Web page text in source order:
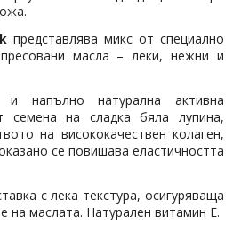
представлява микс от специално
масла – леки, нежни и
и напълно натурална активна
семена на сладка бяла лупина,
на висококачествен колаген,
се повишава еластичността
с лека текстура, осигуряваща
на маслата. Натурален витамин Е.